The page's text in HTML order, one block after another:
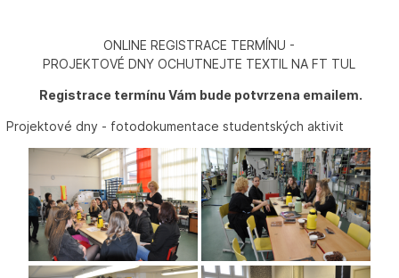
ONLINE REGISTRACE TERMÍNU -
PROJEKTOVÉ DNY OCHUTNEJTE TEXTIL NA FT TUL
Registrace termínu Vám bude potvrzena emailem.
Projektové dny - fotodokumentace studentských aktivit